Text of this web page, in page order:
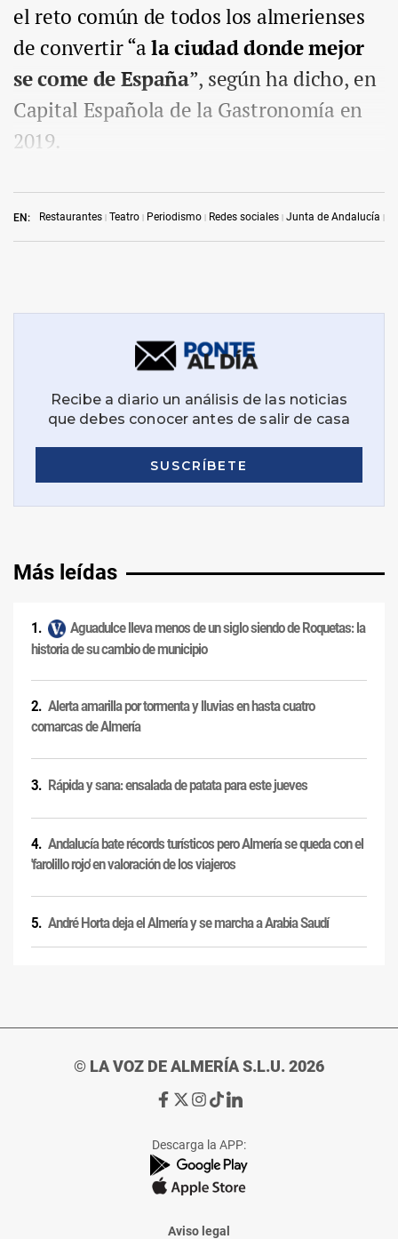
EN: Restaurantes Teatro Periodismo Redes sociales Junta de Andalucía
el reto común de todos los almerienses
de convertir “ala ciudad donde mejor
se come de España”, según ha dicho, en
Capital Española de la Gastronomía en
2019.
Más leídas
Aguadulce lleva menos de un siglo siendo de Roquetas: la
historia de su cambio de municipio
Alerta amarilla por tormenta y lluvias en hasta cuatro
comarcas de Almería
Rápida y sana: ensalada de patata para este jueves
Andalucía bate récords turísticos pero Almería se queda con el
'farolillo rojo' en valoración de los viajeros
André Horta deja el Almería y se marcha a Arabia Saudí
© LA VOZ DE ALMERÍA S.L.U. 2026
Ir
de
La
Voz
Almería
Ir
de
La
Voz
Almería
Ir
de
La
Voz
Almería
Ir
de
La
Voz
Almería
Ir
de
La
Voz
Descarga la APP:
Aviso legal